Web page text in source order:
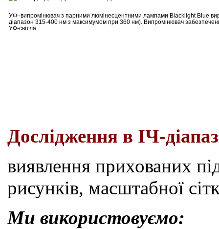
УФ–випромінювач з парними люмінесцентними лампами Blacklight Blue
діапазон 315-400 нм з максимумом при 360 нм). Випромінювач
УФ-світла
Дослідження в ІЧ-
виявлення прихованих
рисунків, масштабної
Ми використовуємо: